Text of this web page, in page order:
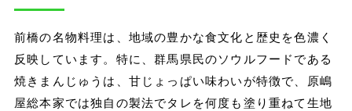
前橋の名物料理は、地域の豊かな食文化と歴史を色濃く
反映しています。特に、群馬県民のソウルフードである
焼きまんじゅうは、甘じょっぱい味わいが特徴で、原嶋
屋総本家では独自の製法でタレを何度も塗り重ねて生地